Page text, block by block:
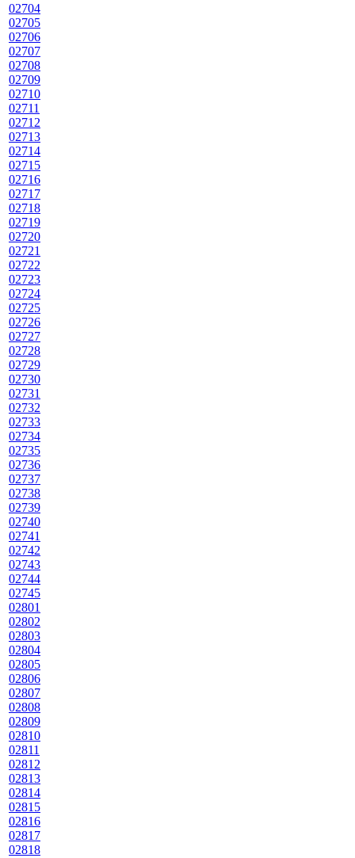
02704
02705
02706
02707
02708
02709
02710
02711
02712
02713
02714
02715
02716
02717
02718
02719
02720
02721
02722
02723
02724
02725
02726
02727
02728
02729
02730
02731
02732
02733
02734
02735
02736
02737
02738
02739
02740
02741
02742
02743
02744
02745
02801
02802
02803
02804
02805
02806
02807
02808
02809
02810
02811
02812
02813
02814
02815
02816
02817
02818